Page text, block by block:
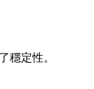
定性。